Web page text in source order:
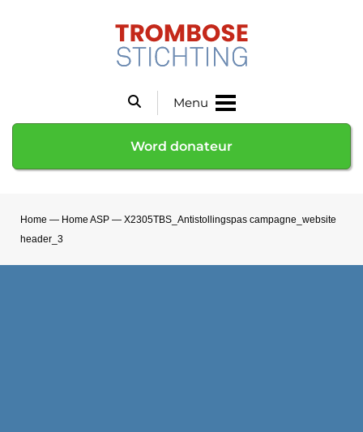
Word donateur
Menu
Home — Home ASP — X2305TBS_Antistollingspas campagne_website
header_3